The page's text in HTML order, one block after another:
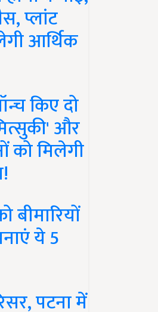
प्लांट
आर्थिक
किए दो
और
को मिलेगी
ये 5
पटना में